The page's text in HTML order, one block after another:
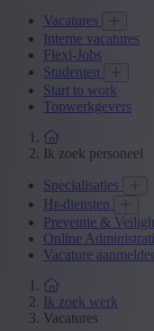
Vacatures
Interne vacatures
Flexi-Jobs
Studenten
Start to work
Topwerkgevers
Ik zoek personeel
Specialisaties
Hr-diensten
Preventie &
Online
Vacature
Ik zoek werk
Vacatures